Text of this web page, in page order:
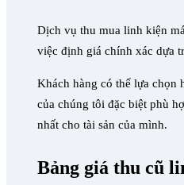
Dịch vụ thu mua linh kiện
việc định giá chính xác dựa
Khách hàng có thể lựa chọn
của chúng tôi đặc biệt phù
nhất cho tài sản của mình.​
Bảng giá thu cũ